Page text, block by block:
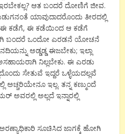
ಆತ ಬಂದರೆ ದೋಣಿಗೆ ಜೀವ.
ಯಾವುದಾದರೊಂದು ತೀರದಲ್ಲಿ
ಈ ಕಡೆಗೆ, ಈ ಕಡೆಯಿಂದ ಆ ಕಡೆಗೆ
ಬಂದರೆ ಒಂದೋ ಎರಡನೆ ಯೋಚನೆ
ಅಡ್ಡಡ್ಡ ಈಜಬೇಕು; ಇಲ್ಲಾ
ನಿಲ್ಲಬೇಕು. ಈ ಎರಡು
ಸೇತುವೆ ಇದ್ದರೆ ಒಳ್ಳೆಯದಲ್ಲವೆ
ಅಚ್ಚರಿಯೇನೂ ಇಲ್ಲ. ತನ್ನ ಕಣ್ಮುಂದೆ
ಅಲ್ಲದೆ ಇನ್ನಾರಲ್ಲಿ
ಸೂಚಿಸಿದ ಜಾಗಕ್ಕೆ ಹೋಗಿ